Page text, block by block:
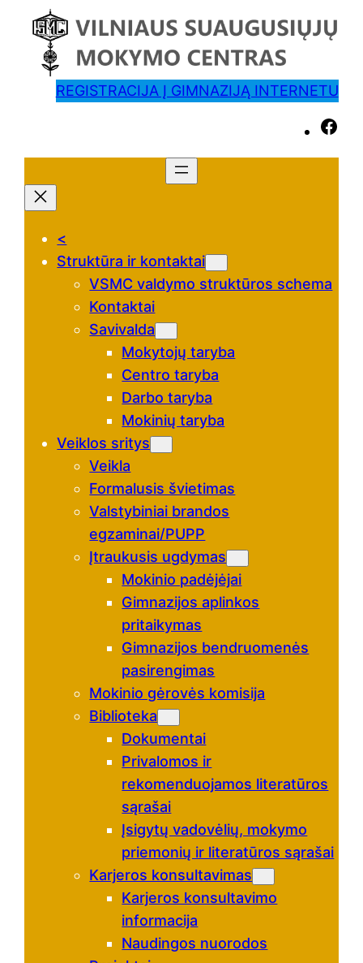
REGISTRACIJA Į GIMNAZIJĄ INTERNETU
<
Struktūra ir kontaktai
VSMC valdymo struktūros schema
Kontaktai
Savivalda
Mokytojų taryba
Centro taryba
Darbo taryba
Mokinių taryba
Veiklos sritys
Veikla
Formalusis švietimas
Valstybiniai brandos
egzaminai/PUPP
Įtraukusis ugdymas
Mokinio padėjėjai
Gimnazijos aplinkos
pritaikymas
Gimnazijos bendruomenės
pasirengimas
Mokinio gėrovės komisija
Biblioteka
Dokumentai
Privalomos ir
rekomenduojamos literatūros
sąrašai
Įsigytų vadovėlių, mokymo
priemonių ir literatūros sąrašai
Karjeros konsultavimas
Karjeros konsultavimo
informacija
Naudingos nuorodos